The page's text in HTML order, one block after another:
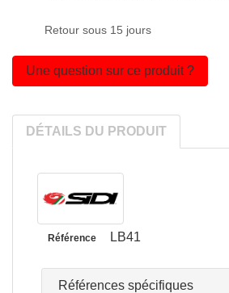
Retour sous 15 jours
Une question sur ce produit ?
DÉTAILS DU PRODUIT
Référence LB41
Références spécifiques